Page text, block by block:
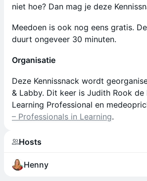
niet hoe? Dan mag je deze
Meedoen is ook nog eens gratis.
duurt ongeveer 30 minuten.
Organisatie
Deze Kennissnack wordt
& Labby. Dit keer is Judith Rook
Learning Professional en
– Professionals in Learning.
Hosts
Henny